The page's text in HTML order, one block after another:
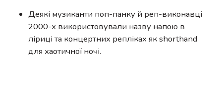
Деякі музиканти поп-панку й реп-виконавці
2000-х використовували назву напою в
ліриці та концертних репліках як shorthand
для хаотичної ночі.